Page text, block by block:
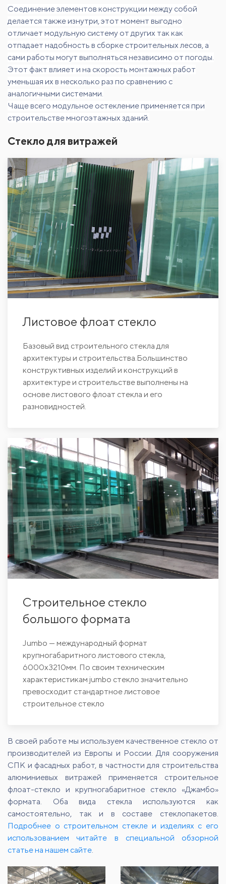
Соединение элементов конструкции между собой
делается также изнутри, этот момент выгодно
отличает модульную систему от других так как
отпадает надобность в сборке строительных лесов, а
сами работы могут выполняться независимо от погоды.
Этот факт влияет и на скорость монтажных работ
уменьшая их в несколько раз по сравнению с
аналогичными системами.
Чаще всего модульное остекление применяется при
строительстве многоэтажных зданий.
Стекло для витражей
Листовое флоат стекло
Базовый вид строительного стекла для
архитектуры и строительства.Большинство
конструктивных изделий и конструкций в
архитектуре и строительстве выполнены на
основе листового флоат стекла и его
разновидностей.
Строительное стекло
большого формата
Jumbo — международный формат
крупногабаритного листового стекла,
6000х3210мм. По своим техническим
характеристикам jumbo стекло значительно
превосходит стандартное листовое
строительное стекло
В своей работе мы используем качественное стекло от
производителей из Европы и России. Для сооружения
СПК и фасадных работ, в частности для строительства
алюминиевых витражей применяется строительное
флоат-стекло и крупногабаритное стекло «Джамбо»
формата. Оба вида стекла используются как
самостоятельно, так и в составе стеклопакетов.
Подробнее о строительном стекле и изделиях с его
использованием читайте в специальной обзорной
статье на нашем сайте.